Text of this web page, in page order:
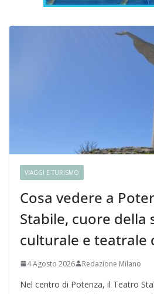
VIAGGI E TURISMO
Cosa vedere a
Stabile, cuore della
culturale e teatrale
4 Agosto 2026 Redazione Milano
Nel centro di Potenza, il Teatro